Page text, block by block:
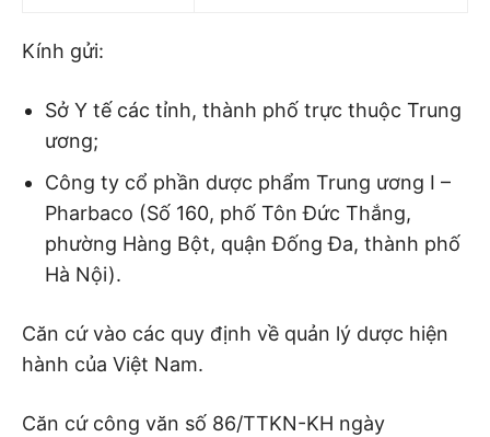
Kính gửi:
Sở Y tế các tỉnh, thành phố trực thuộc Trung
ương;
Công ty cổ phần dược phẩm Trung ương I –
Pharbaco (Số 160, phố Tôn Đức Thắng,
phường Hàng Bột, quận Đống Đa, thành phố
Hà Nội).
Căn cứ vào các quy định về quản lý dược hiện
hành của Việt Nam.
Căn cứ công văn số 86/TTKN-KH ngày